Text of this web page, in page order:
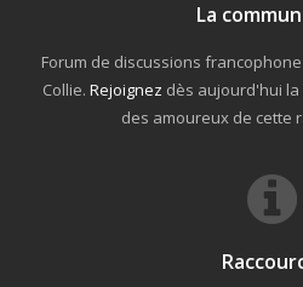
La
Forum de discussions
Collie. Rejoignez dès aujourd'hui
des amoureux de cette